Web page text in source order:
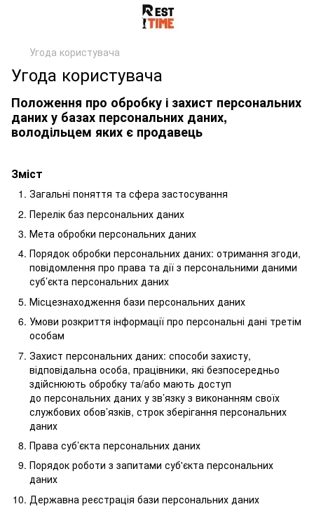
Угода користувача
Угода користувача
Положення про обробку і захист персональних
даних у базах персональних даних,
володільцем яких є продавець
Зміст
Загальні поняття та сфера застосування
Перелік баз персональних даних
Мета обробки персональних даних
Порядок обробки персональних даних: отримання згоди,
повідомлення про права та дії з персональними даними
суб’єкта персональних даних
Місцезнаходження бази персональних даних
Умови розкриття інформації про персональні дані третім
особам
Захист персональних даних: способи захисту,
відповідальна особа, працівники, які безпосередньо
здійснюють обробку та/або мають доступ
до персональних даних у зв’язку з виконанням своїх
службових обов’язків, строк зберігання персональних
даних
Права суб’єкта персональних даних
Порядок роботи з запитами суб'єкта персональних
даних
Державна реєстрація бази персональних даних